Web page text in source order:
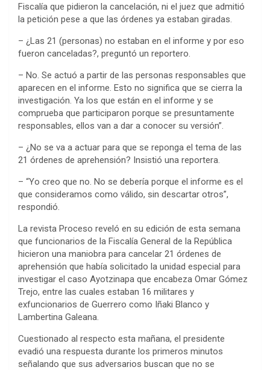
Fiscalía que pidieron la cancelación, ni el juez que admitió
la petición pese a que las órdenes ya estaban giradas.
– ¿Las 21 (personas) no estaban en el informe y por eso
fueron canceladas?, preguntó un reportero.
– No. Se actuó a partir de las personas responsables que
aparecen en el informe. Esto no significa que se cierra la
investigación. Ya los que están en el informe y se
comprueba que participaron porque se presuntamente
responsables, ellos van a dar a conocer su versión”.
– ¿No se va a actuar para que se reponga el tema de las
21 órdenes de aprehensión? Insistió una reportera.
– “Yo creo que no. No se debería porque el informe es el
que consideramos como válido, sin descartar otros”,
respondió.
La revista Proceso reveló en su edición de esta semana
que funcionarios de la Fiscalía General de la República
hicieron una maniobra para cancelar 21 órdenes de
aprehensión que había solicitado la unidad especial para
investigar el caso Ayotzinapa que encabeza Omar Gómez
Trejo, entre las cuales estaban 16 militares y
exfuncionarios de Guerrero como Iñaki Blanco y
Lambertina Galeana.
Cuestionado al respecto esta mañana, el presidente
evadió una respuesta durante los primeros minutos
señalando que sus adversarios buscan que no se